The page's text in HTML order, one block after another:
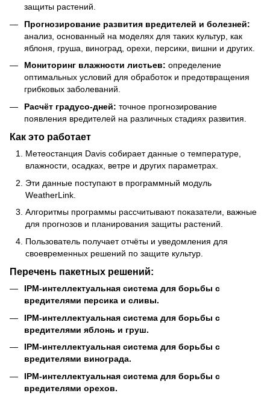
защиты растений.
Прогнозирование развития вредителей и болезней:
анализ, основанный на моделях для таких культур, как
яблоня, груша, виноград, орехи, персики, вишни и других.
Мониторинг влажности листьев: определение
оптимальных условий для обработок и предотвращения
грибковых заболеваний.
Расчёт градусо-дней: точное прогнозирование
появления вредителей на различных стадиях развития.
Как это работает
Метеостанция Davis собирает данные о температуре,
влажности, осадках, ветре и других параметрах.
Эти данные поступают в программный модуль
WeatherLink.
Алгоритмы программы рассчитывают показатели, важные
для прогнозов и планирования защиты растений.
Пользователь получает отчёты и уведомления для
своевременных решений по защите культур.
Перечень пакетных решений:
IPM-интеллектуальная система для борьбы с
вредителями персика и сливы.
IPM-интеллектуальная система для борьбы с
вредителями яблонь и груш.
IPM-интеллектуальная система для борьбы с
вредителями винограда.
IPM-интеллектуальная система для борьбы с
вредителями орехов.